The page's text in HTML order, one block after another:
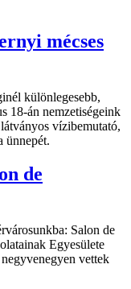
mécses
különlegesebb,
18-án nemzetiségeink
vízibemutató,
ünnepét.
de
Salon de
Egyesülete
vettek